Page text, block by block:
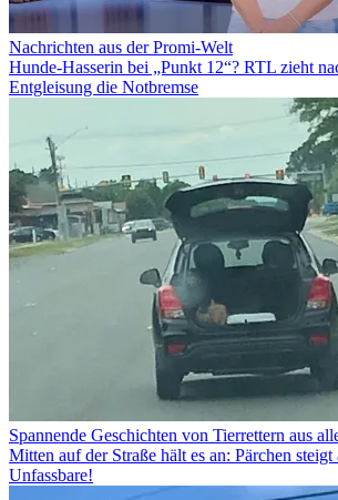
Nachrichten aus der Promi-Welt
Hunde-Hasserin bei „Punkt 12“? RTL zieht
Entgleisung die Notbremse
Spannende Geschichten von Tierrettern aus
Mitten auf der Straße hält es an: Pärchen steigt
Unfassbare!